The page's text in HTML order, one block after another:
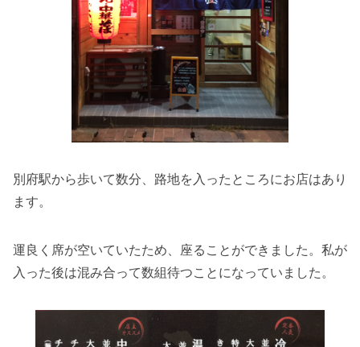
別府駅から歩いて数分、路地を入ったところにお店はあり
ます。
運良く席が空いていたため、座ることができました。私が
入った後は混み合って数組待つことになっていました。